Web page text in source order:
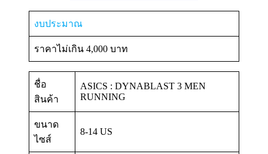
งบประมาณ
ราคาไม่เกิน 4,000 บาท
ชื่อ
สินค้า
ASICS : DYNABLAST 3 MEN
RUNNING
ขนาด
ไซส์
8-14 US